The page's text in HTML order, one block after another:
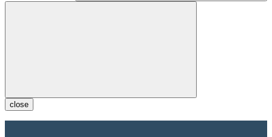
close